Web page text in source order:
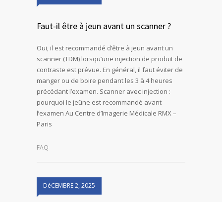
Faut-il être à jeun avant un scanner ?
Oui, il est recommandé d’être à jeun avant un
scanner (TDM) lorsqu’une injection de produit de
contraste est prévue. En général, il faut éviter de
manger ou de boire pendant les 3 à 4 heures
précédant l’examen. Scanner avec injection :
pourquoi le jeûne est recommandé avant
l’examen Au Centre d’Imagerie Médicale RMX –
Paris
FAQ
DéCEMBRE 2, 2025